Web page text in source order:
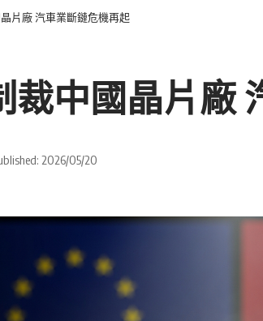
片廠 汽車業斷鏈危機再起
裁中國晶片廠
2026/05/20